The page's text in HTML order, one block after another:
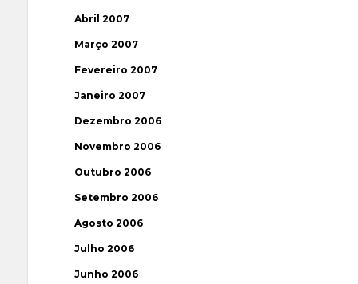
Abril 2007
Março 2007
Fevereiro 2007
Janeiro 2007
Dezembro 2006
Novembro 2006
Outubro 2006
Setembro 2006
Agosto 2006
Julho 2006
Junho 2006